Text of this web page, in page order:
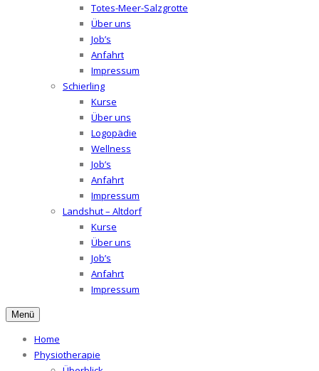
Totes-Meer-Salzgrotte
Über uns
Job’s
Anfahrt
Impressum
Schierling
Kurse
Über uns
Logopädie
Wellness
Job’s
Anfahrt
Impressum
Landshut – Altdorf
Kurse
Über uns
Job’s
Anfahrt
Impressum
Menü
Home
Physiotherapie